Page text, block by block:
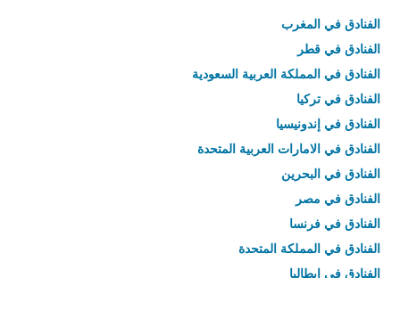
الفنادق في المغرب
الفنادق في قطر
الفنادق في المملكة العربية السعودية
الفنادق في تركيا
الفنادق في إندونيسيا
الفنادق في الامارات العربية المتحدة
الفنادق في البحرين
الفنادق في مصر
الفنادق في فرنسا
الفنادق في المملكة المتحدة
الفنادق في إيطاليا